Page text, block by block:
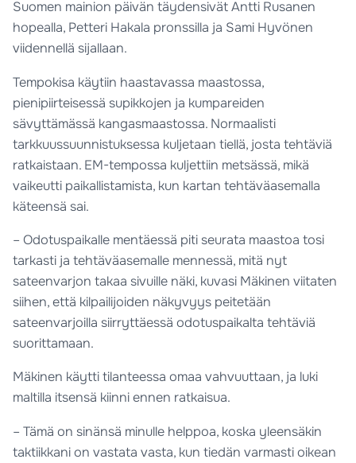
Suomen mainion päivän täydensivät Antti Rusanen
hopealla, Petteri Hakala pronssilla ja Sami Hyvönen
viidennellä sijallaan.
Tempokisa käytiin haastavassa maastossa,
pienipiirteisessä supikkojen ja kumpareiden
sävyttämässä kangasmaastossa. Normaalisti
tarkkuussuunnistuksessa kuljetaan tiellä, josta tehtäviä
ratkaistaan. EM-tempossa kuljettiin metsässä, mikä
vaikeutti paikallistamista, kun kartan tehtäväasemalla
käteensä sai.
– Odotuspaikalle mentäessä piti seurata maastoa tosi
tarkasti ja tehtäväasemalle mennessä, mitä nyt
sateenvarjon takaa sivuille näki, kuvasi Mäkinen viitaten
siihen, että kilpailijoiden näkyvyys peitetään
sateenvarjoilla siirryttäessä odotuspaikalta tehtäviä
suorittamaan.
Mäkinen käytti tilanteessa omaa vahvuuttaan, ja luki
maltilla itsensä kiinni ennen ratkaisua.
– Tämä on sinänsä minulle helppoa, koska yleensäkin
taktiikkani on vastata vasta, kun tiedän varmasti oikean